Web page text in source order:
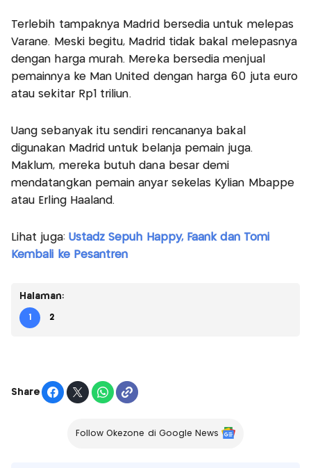
Terlebih tampaknya Madrid bersedia untuk melepas
Varane. Meski begitu, Madrid tidak bakal melepasnya
dengan harga murah. Mereka bersedia menjual
pemainnya ke Man United dengan harga 60 juta euro
atau sekitar Rp1 triliun.
Uang sebanyak itu sendiri rencananya bakal
digunakan Madrid untuk belanja pemain juga.
Maklum, mereka butuh dana besar demi
mendatangkan pemain anyar sekelas Kylian Mbappe
atau Erling Haaland.
Lihat juga: Ustadz Sepuh Happy, Faank dan Tomi
Kembali ke Pesantren
Halaman:
1 2
Share
Follow Okezone di Google News